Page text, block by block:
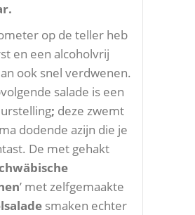
op de teller heb
en een alcoholvrij
ook snel verdwenen.
salade is een
; deze zwemt
dodende azijn die je
De met gehakt
’ met zelfgemaakte
smaken echter